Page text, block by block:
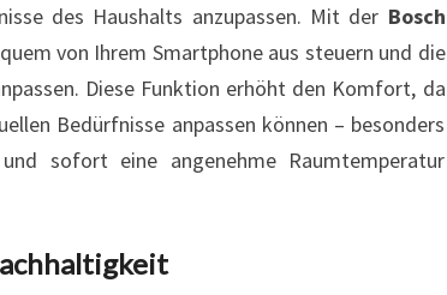
des Haushalts anzupassen. Mit der Bosch
von Ihrem Smartphone aus steuern und die
Diese Funktion erhöht den Komfort, da
Bedürfnisse anpassen können – besonders
sofort eine angenehme Raumtemperatur